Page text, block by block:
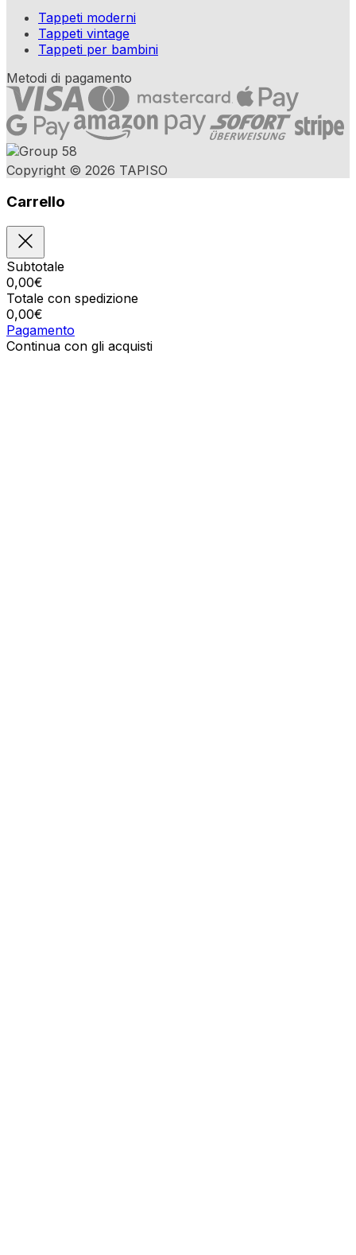
Tappeti moderni
Tappeti vintage
Tappeti per bambini
Metodi di pagamento
Copyright © 2026 TAPISO
Carrello
Subtotale
0,00€
Totale con spedizione
0,00€
Pagamento
Continua con gli acquisti